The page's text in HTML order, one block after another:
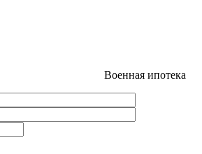
Военная ипотека